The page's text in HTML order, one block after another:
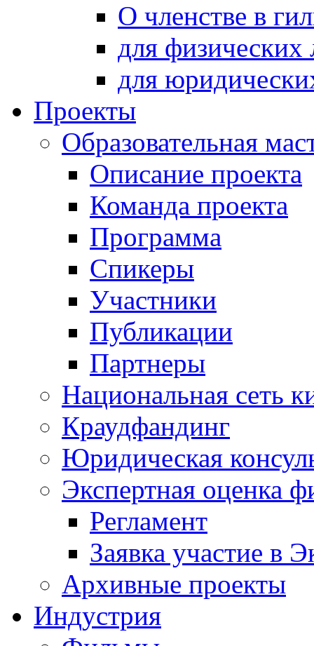
О членстве в
для физических
для
Проекты
Образовательная
Описание проекта
Команда проекта
Программа
Спикеры
Участники
Публикации
Партнеры
Национальная сеть
Краудфандинг
Юридическая
Экспертная оценка
Регламент
Заявка участие в
Архивные проекты
Индустрия